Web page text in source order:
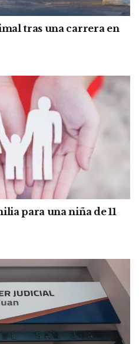
tras una carrera en
para una niña de 11